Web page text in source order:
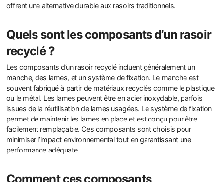
offrent une alternative durable aux rasoirs traditionnels.
Quels sont les composants d’un rasoir
recyclé ?
Les composants d’un rasoir recyclé incluent généralement un
manche, des lames, et un système de fixation. Le manche est
souvent fabriqué à partir de matériaux recyclés comme le plastique
ou le métal. Les lames peuvent être en acier inoxydable, parfois
issues de la réutilisation de lames usagées. Le système de fixation
permet de maintenir les lames en place et est conçu pour être
facilement remplaçable. Ces composants sont choisis pour
minimiser l’impact environnemental tout en garantissant une
performance adéquate.
Comment ces composants